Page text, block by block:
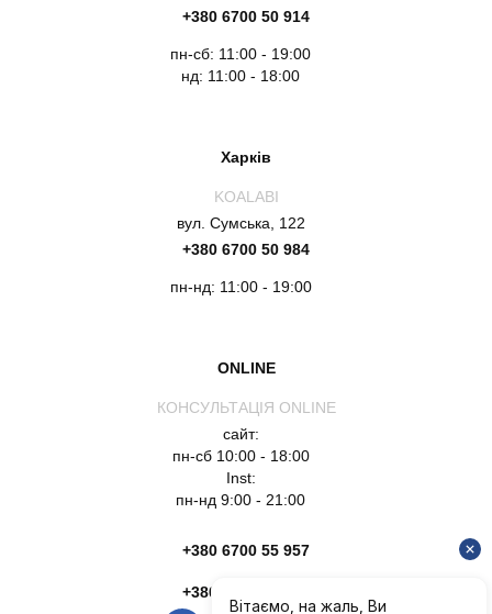
+380 6700 50 914
пн-сб: 11:00 - 19:00
нд: 11:00 - 18:00
Харків
KOALABI
вул. Сумська, 122
+380 6700 50 984
пн-нд: 11:00 - 19:00
ONLINE
КОНСУЛЬТАЦІЯ ONLINE
сайт:
пн-сб 10:00 - 18:00
Inst:
пн-нд 9:00 - 21:00
+380 6700 55 957
+380 6754 51 135